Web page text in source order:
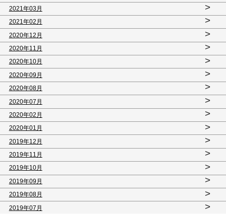
2021年03月 >
2021年02月 >
2020年12月 >
2020年11月 >
2020年10月 >
2020年09月 >
2020年08月 >
2020年07月 >
2020年02月 >
2020年01月 >
2019年12月 >
2019年11月 >
2019年10月 >
2019年09月 >
2019年08月 >
2019年07月 >